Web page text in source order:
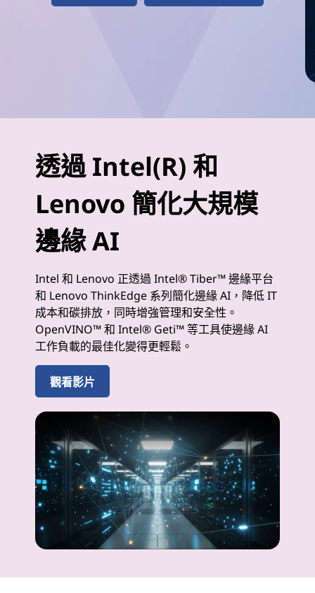
透過 Intel(R) 和
Lenovo 簡化大規模
邊緣 AI
Intel 和 Lenovo 正透過 Intel® Tiber™ 邊緣平台
和 Lenovo ThinkEdge 系列簡化邊緣 AI，降低 IT
成本和碳排放，同時增強管理和安全性。
OpenVINO™ 和 Intel® Geti™ 等工具使邊緣 AI
工作負載的最佳化變得更輕鬆。
觀看影片